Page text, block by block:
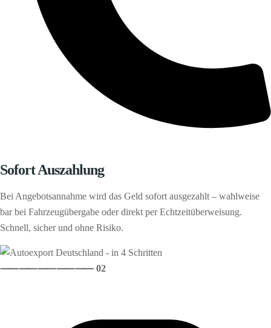
Sofort Auszahlung
Bei Angebotsannahme wird das Geld sofort ausgezahlt – wahlweise
bar bei Fahrzeugübergabe oder direkt per Echtzeitüberweisung.
Schnell, sicher und ohne Risiko.
⸺⸺⸺⸺⸺ 02